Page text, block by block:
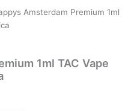
Amsterdam Premium 1ml
1ml TAC Vape